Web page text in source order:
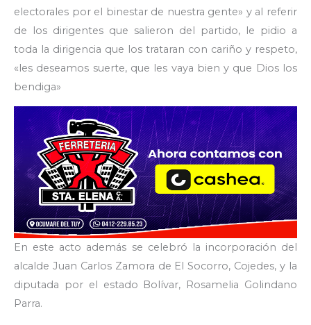
electorales por el binestar de nuestra gente» y al referir
de los dirigentes que salieron del partido, le pidio a
toda la dirigencia que los trataran con cariño y respeto,
«les deseamos suerte, que les vaya bien y que Dios los
bendiga»
En este acto además se celebró la incorporación del
alcalde Juan Carlos Zamora de El Socorro, Cojedes, y la
diputada por el estado Bolívar, Rosamelia Golindano
Parra.